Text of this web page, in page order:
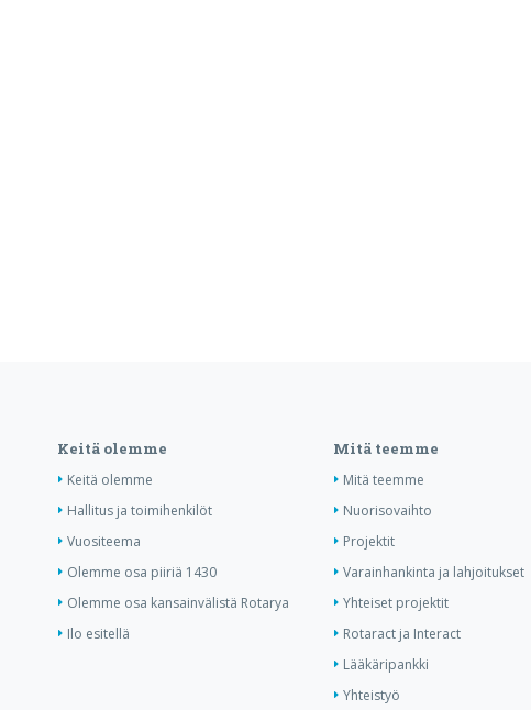
Keitä olemme
Keitä olemme
Hallitus ja toimihenkilöt
Vuositeema
Olemme osa piiriä 1430
Olemme osa kansainvälistä Rotarya
Ilo esitellä
Mitä teemme
Mitä teemme
Nuorisovaihto
Projektit
Varainhankinta ja lahjoitukset
Yhteiset projektit
Rotaract ja Interact
Lääkäripankki
Yhteistyö